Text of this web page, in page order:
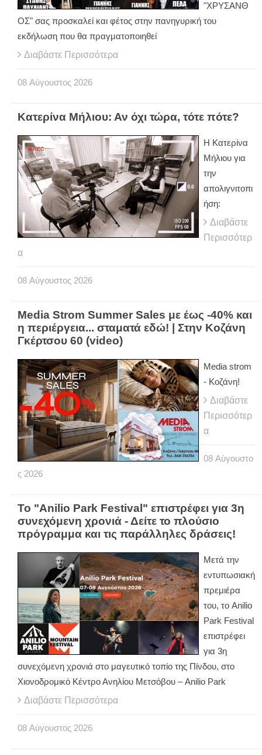
"ΧΡΥΣΑΝΘ
ΟΣ" σας προσκαλεί και φέτος στην πανηγυρική του
εκδήλωση που θα πραγματοποιηθεί
Διαβάστε Περισσότερα
08 Αύγουστος 2026
Κατερίνα Μήλιου: Αν όχι τώρα, τότε πότε?
H Κατερίνα
Μήλιου για
την
απολιγνιτοπι
ήση:
Διαβάστε
Περισσότερ
α
08 Αύγουστος 2026
Media Strom Summer Sales με έως -40% και
η περιέργεια... σταματά εδώ! | Στην Κοζάνη
Γκέρτσου 60 (video)
Media strom
- Κοζάνη!
Διαβάστε
Περισσότερ
α
08 Αύγουστο
ς 2026
Το "Anilio Park Festival" επιστρέφει για 3η
συνεχόμενη χρονιά - Δείτε το πλούσιο
πρόγραμμα και τις παράλληλες δράσεις!
Μετά την
εντυπωσιακή
πρεμιέρα
του, το Anilio
Park Festival
επιστρέφει
για 3η
συνεχόμενη χρονιά στο μαγευτικό τοπίο της Πίνδου, στο
Χιονοδρομικό Κέντρο Ανηλίου Μετσόβου – Anilio Park
Διαβάστε Περισσότερα
08 Αύγουστος 2026